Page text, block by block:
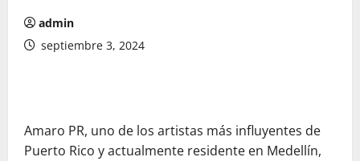
admin
septiembre 3, 2024
Amaro PR, uno de los artistas más influyentes de
Puerto Rico y actualmente residente en Medellín,